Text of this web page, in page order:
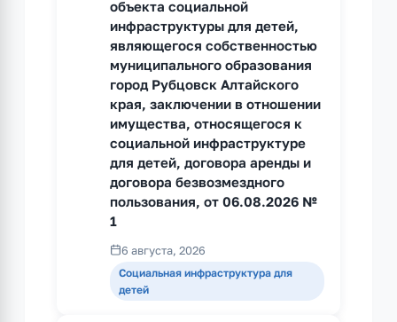
объекта социальной
инфраструктуры для детей,
являющегося собственностью
муниципального образования
город Рубцовск Алтайского
края, заключении в отношении
имущества, относящегося к
социальной инфраструктуре
для детей, договора аренды и
договора безвозмездного
пользования, от 06.08.2026 №
1
6 августа, 2026
Социальная инфраструктура для
детей